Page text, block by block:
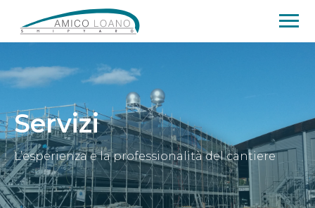
Servizi
L’esperienza e la professionalità del cantiere